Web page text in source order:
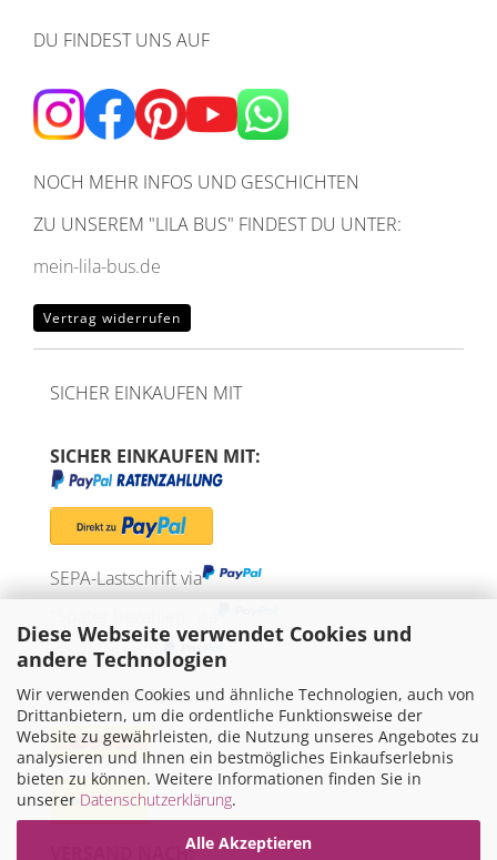
Diese Webseite verwendet Cookies und
andere Technologien
Wir verwenden Cookies und ähnliche Technologien, auch von
Drittanbietern, um die ordentliche Funktionsweise der
Website zu gewährleisten, die Nutzung unseres Angebotes zu
analysieren und Ihnen ein bestmögliches Einkaufserlebnis
bieten zu können. Weitere Informationen finden Sie in
unserer Datenschutzerklärung.
Alle Akzeptieren
DU FINDEST UNS AUF
NOCH MEHR INFOS UND GESCHICHTEN
ZU UNSEREM "LILA BUS" FINDEST DU UNTER:
mein-lila-bus.de
Vertrag widerrufen
SICHER EINKAUFEN MIT
SICHER EINKAUFEN MIT:
SEPA-Lastschrift via
Kreditkarte via
WIR VERSENDEN MIT
VERSAND NACH: